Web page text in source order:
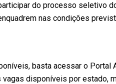
do processo seletivo
nas condições
basta acessar o Portal
disponíveis por estado,